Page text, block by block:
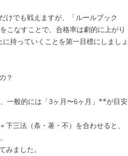
けでも戦えますが、「ルールブック
こなすことで、合格率は劇的に上がり
持っていくことを第一目標にしましょ
？
一般的には「3ヶ月〜6ヶ月」**が目安
三法（条・著・不）を合わせると、
ました。